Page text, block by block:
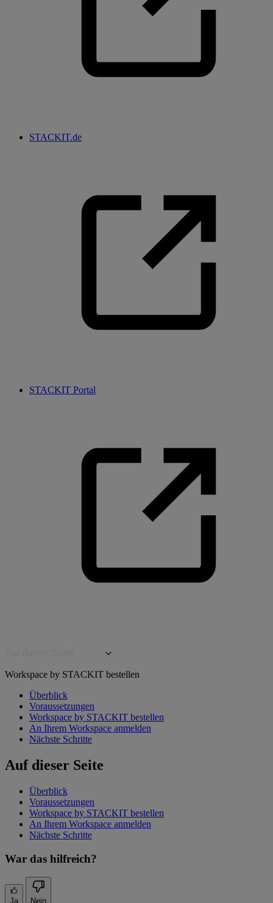
STACKIT.de
STACKIT Portal
Workspace by STACKIT bestellen
Überblick
Voraussetzungen
Workspace by STACKIT bestellen
An Ihrem Workspace anmelden
Nächste Schritte
Auf dieser Seite
Überblick
Voraussetzungen
Workspace by STACKIT bestellen
An Ihrem Workspace anmelden
Nächste Schritte
War das hilfreich?
Ja Nein